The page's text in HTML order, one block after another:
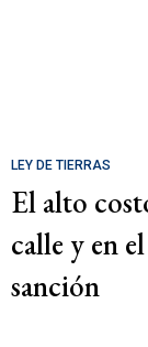
LEY DE TIERRAS
El alto
calle y en
sanción